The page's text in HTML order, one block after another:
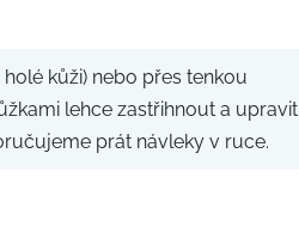
kůži) nebo přes tenkou
lehce zastřihnout a upravit
prát návleky v ruce.